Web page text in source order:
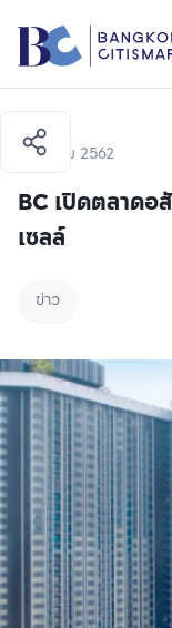
1 ตุลาคม 2562
BC เปิดตลาดอ
เซลล์
ข่าว